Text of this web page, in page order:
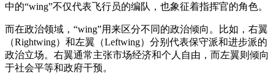
中的“wing”不仅代表飞行员的编队，也象征着指挥官的角色。
而在政治领域，“wing”用来区分不同的政治倾向。比如，右翼
（Rightwing）和左翼（Leftwing）分别代表保守派和进步派的
政治立场。右翼通常主张市场经济和个人自由，而左翼则倾向
于社会平等和政府干预。